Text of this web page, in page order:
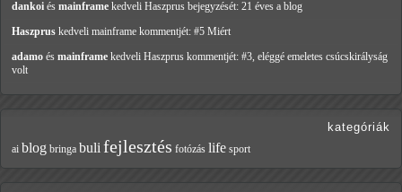
dankoi és mainframe kedveli Haszprus bejegyzését: 21 éves a blog
Haszprus kedveli mainframe kommentjét: #5 Miért
adamo és mainframe kedveli Haszprus kommentjét: #3, eléggé emeletes csúcskirályság
volt
kategóriák
ai blog bringa buli fejlesztés fotózás life sport